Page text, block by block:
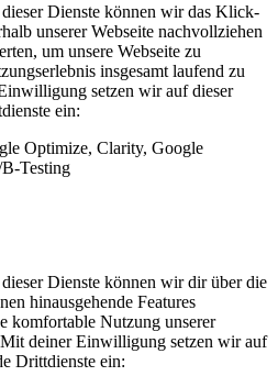
Dienste können wir das Klick-
unserer Webseite nachvollziehen
um unsere Webseite zu
insgesamt laufend zu
setzen wir auf dieser
ein:
Optimize, Clarity, Google
Testing
Dienste können wir dir über die
hinausgehende Features
komfortable Nutzung unserer
deiner Einwilligung setzen wir auf
Drittdienste ein: